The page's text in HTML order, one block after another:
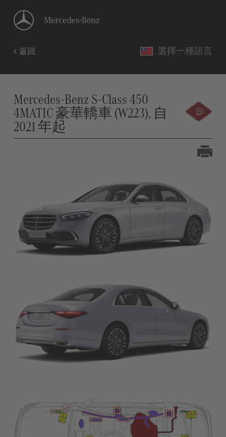
返回 選擇一種語言
Mercedes-Benz S-Class 450
4MATIC 豪華轎車 (W223), 自
2021 年起